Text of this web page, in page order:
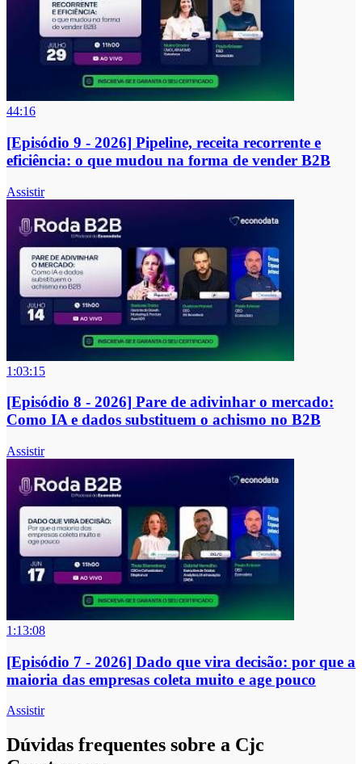
44:16
[Episódio 9 - 2026] Pipeline, receita recorrente e
eficiência: o que mudou na forma de vender B2B
Assistir
1:03:15
[Episódio 8 - 2026] Pare de adivinhar o mercado:
Como IA e dados substituem o achismo no B2B
Assistir
1:13:08
[Episódio 7 - 2026] Dado que vira decisão: por que a
maioria das empresas coleta muito e age pouco
Assistir
Dúvidas frequentes sobre a Cjc